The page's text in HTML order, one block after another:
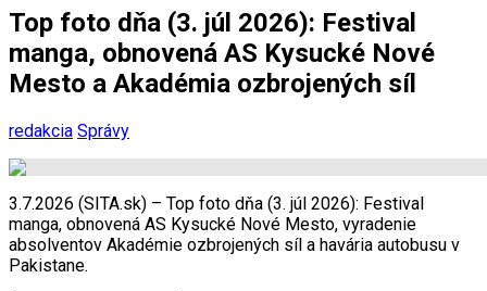
Top foto dňa (3. júl 2026): Festival
manga, obnovená AS Kysucké Nové
Mesto a Akadémia ozbrojených síl
redakcia Správy
3.7.2026 (SITA.sk) – Top foto dňa (3. júl 2026): Festival
manga, obnovená AS Kysucké Nové Mesto, vyradenie
absolventov Akadémie ozbrojených síl a havária autobusu v
Pakistane.